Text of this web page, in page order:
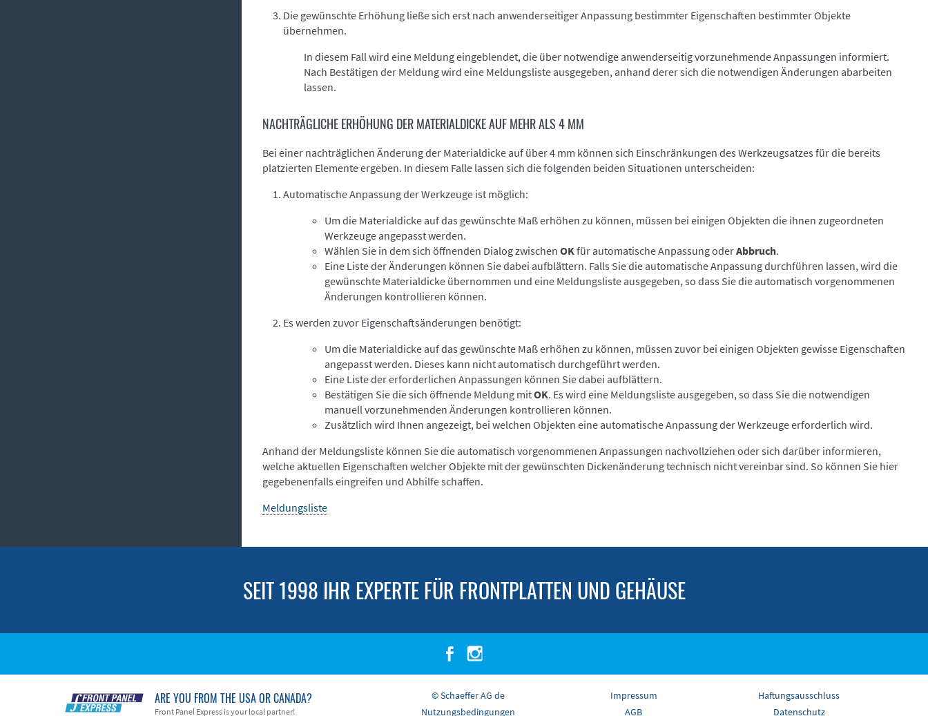
Die gewünschte Erhöhung ließe sich erst nach anwenderseitiger Anpassung bestimmter Eigenschaften bestimmter Objekte
übernehmen.
In diesem Fall wird eine Meldung eingeblendet, die über notwendige anwenderseitig vorzunehmende Anpassungen informiert.
Nach Bestätigen der Meldung wird eine Meldungsliste ausgegeben, anhand derer sich die notwendigen Änderungen abarbeiten
lassen.
NACHTRÄGLICHE ERHÖHUNG DER MATERIALDICKE AUF MEHR ALS 4 MM
Bei einer nachträglichen Änderung der Materialdicke auf über 4 mm können sich Einschränkungen des Werkzeugsatzes für die bereits
platzierten Elemente ergeben. In diesem Falle lassen sich die folgenden beiden Situationen unterscheiden:
Automatische Anpassung der Werkzeuge ist möglich:
Um die Materialdicke auf das gewünschte Maß erhöhen zu können, müssen bei einigen Objekten die ihnen zugeordneten
Werkzeuge angepasst werden.
Wählen Sie in dem sich öffnenden Dialog zwischen OKfür automatische Anpassung oderAbbruch.
Eine Liste der Änderungen können Sie dabei aufblättern. Falls Sie die automatische Anpassung durchführen lassen, wird die
gewünschte Materialdicke übernommen und eine Meldungsliste ausgegeben, so dass Sie die automatisch vorgenommenen
Änderungen kontrollieren können.
Es werden zuvor Eigenschaftsänderungen benötigt:
Um die Materialdicke auf das gewünschte Maß erhöhen zu können, müssen zuvor bei einigen Objekten gewisse Eigenschaften
angepasst werden. Dieses kann nicht automatisch durchgeführt werden.
Eine Liste der erforderlichen Anpassungen können Sie dabei aufblättern.
Bestätigen Sie die sich öffnende Meldung mitOK. Es wird eine Meldungsliste ausgegeben, so dass Sie die notwendigen
manuell vorzunehmenden Änderungen kontrollieren können.
Zusätzlich wird Ihnen angezeigt, bei welchen Objekten eine automatische Anpassung der Werkzeuge erforderlich wird.
Anhand der Meldungsliste können Sie die automatisch vorgenommenen Anpassungen nachvollziehen oder sich darüber informieren,
welche aktuellen Eigenschaften welcher Objekte mit der gewünschten Dickenänderung technisch nicht vereinbar sind. So können Sie hier
gegebenenfalls eingreifen und Abhilfe schaffen.
Meldungsliste
SEIT 1998 IHR EXPERTE FÜR FRONTPLATTEN UND GEHÄUSE
ARE YOU FROM THE USA OR CANADA?
Front Panel Express is your local partner!
© Schaeffer AG de Impressum
Haftungsausschluss
Nutzungsbedingungen
AGB Datenschutz